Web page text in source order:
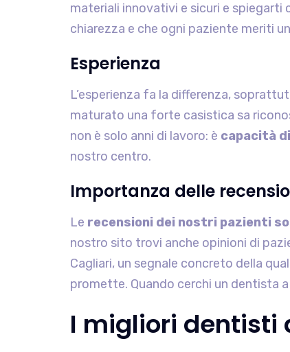
materiali innovativi e sicuri e spiegarti
chiarezza e che ogni paziente meriti
Esperienza
L’esperienza fa la differenza,
maturato una forte casistica sa
non è solo anni di lavoro: è capacità
nostro centro.
Importanza delle
Le recensioni dei nostri pazienti
nostro sito trovi anche opinioni di
Cagliari, un segnale concreto della
promette. Quando cerchi un dentista
I migliori dentisti